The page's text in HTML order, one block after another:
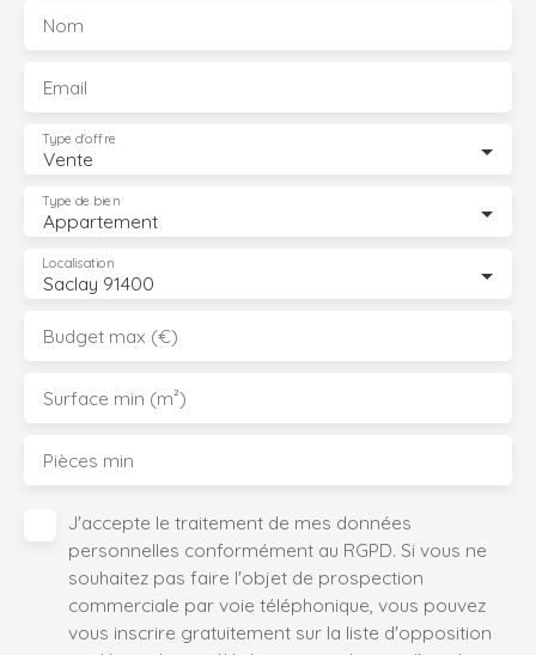
Nom
Email
Vente
Type d'offre
Appartement
Type de bien
Saclay 91400
Localisation
Budget max (€)
Surface min (m²)
Pièces min
J'accepte le traitement de mes données
personnelles conformément au RGPD. Si vous ne
souhaitez pas faire l'objet de prospection
commerciale par voie téléphonique, vous pouvez
vous inscrire gratuitement sur la liste d'opposition